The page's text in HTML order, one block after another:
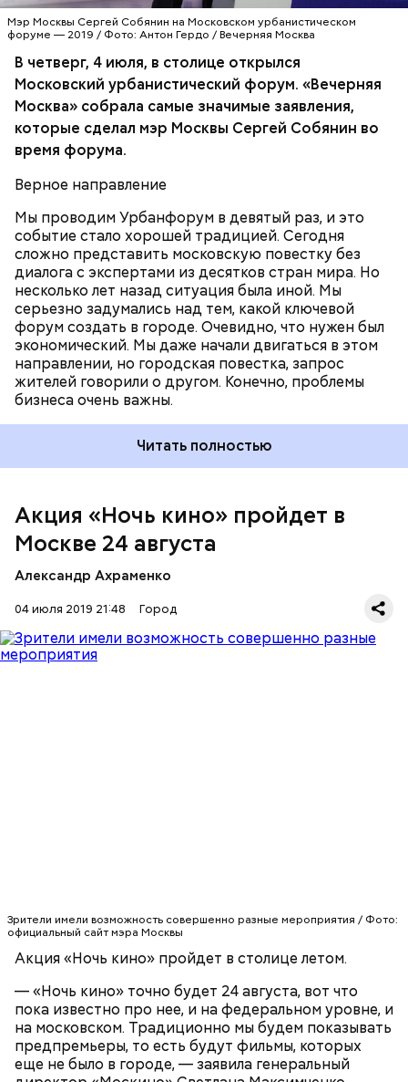
Мэр Москвы Сергей Собянин на Московском урбанистическом
форуме — 2019 / Фото: Антон Гердо / Вечерняя Москва
В четверг, 4 июля, в столице открылся
Московский урбанистический форум. «Вечерняя
Москва» собрала самые значимые заявления,
которые сделал мэр Москвы Сергей Собянин во
время форума.
Верное направление
Мы проводим Урбанфорум в девятый раз, и это
событие стало хорошей традицией. Сегодня
сложно представить московскую повестку без
диалога с экспертами из десятков стран мира. Но
несколько лет назад ситуация была иной. Мы
серьезно задумались над тем, какой ключевой
форум создать в городе. Очевидно, что нужен был
экономический. Мы даже начали двигаться в этом
направлении, но городская повестка, запрос
жителей говорили о другом. Конечно, проблемы
бизнеса очень важны.
Но тем не менее главные проблемы лежали в
другой плоскости. Ведь с каждым годом на первый
план выходили вопросы экологии, транспорта,
дискомфорта горожан. Столица становилась все
менее привлекательной для жизни. Стало
очевидно, что главная проблема находится в
плоскости градостроительного развития. Начав
проводить форум, мы поняли, что правильно
Читать полностью
ТРАНСПОРТ РЕНОВАЦИЯ
Акция «Ночь кино» пройдет в
Москве 24 августа
Александр Ахраменко
04 июля 2019 21:48 Город
Зрители имели возможность совершенно разные мероприятия / Фото:
официальный сайт мэра Москвы
Акция «Ночь кино» пройдет в столице летом.
— «Ночь кино» точно будет 24 августа, вот что
пока известно про нее, и на федеральном уровне, и
на московском. Традиционно мы будем показывать
предпремьеры, то есть будут фильмы, которых
еще не было в городе, — заявила генеральный
Программу отдельно огласят в конце июля или
августа. В 2019 году программа фестиваля станет
обширнее, чем в прошлые годы.
Данных о том, сколько площадок будет в этом году,
еще нет.